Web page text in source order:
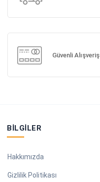
Güvenli Alışveriş
BILGILER
Hakkımızda
Gizlilik Politikası